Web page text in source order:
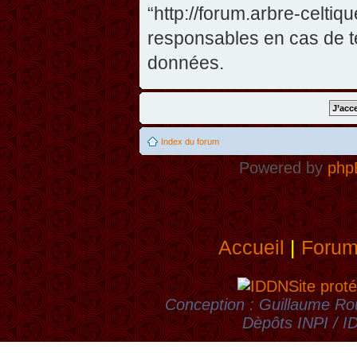
“http://forum.arbre-
responsables en cas de
données.
Index du forum
Powered by
Accueil|
Site
Conception : Guillaume
Dèpôts INPI /